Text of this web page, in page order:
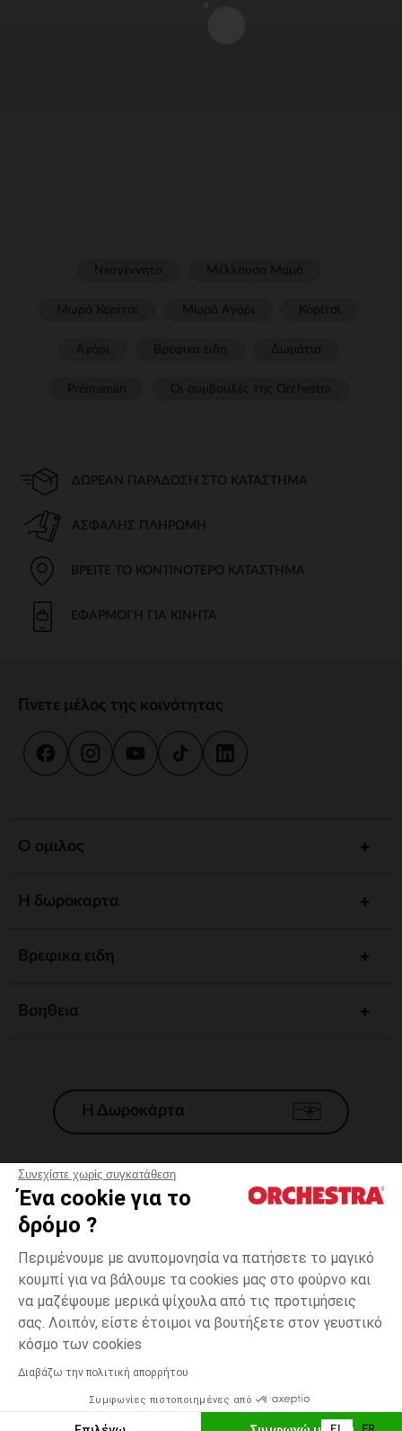
Συνεχίστε χωρίς συγκατάθεση
Ένα cookie για το
δρόμο ?
Περιμένουμε με ανυπομονησία να πατήσετε το μαγικό
κουμπί για να βάλουμε τα cookies μας στο φούρνο και
να μαζέψουμε μερικά ψίχουλα από τις προτιμήσεις
σας. Λοιπόν, είστε έτοιμοι να βουτήξετε στον γευστικό
κόσμο των cookies
Διαβάζω την πολιτική απορρήτου
Συμφωνίες πιστοποιημένες από
Μπλε
3
Δυνατότητα πληρωμής με
ΠΡΟΣΘΉΚΗ ΣΤΟ ΚΑΛΆΘΙ
ΔΩΡΕΆΝ ΠΑΡΆΔΟΣΗ ΣΤΟ ΚΑΤΆΣΤΗΜΑ
ΑΣΦΑΛΉΣ ΠΛΗΡΩΜΉ
ΒΡΕΊΤΕ ΤΟ ΚΟΝΤΙΝΌΤΕΡΟ ΚΑΤΆΣΤΗΜΑ
ΕΦΑΡΜΟΓΉ ΓΙΑ ΚΙΝΗΤΆ
Γίνετε μέλος της κοινότητας
Ο ομιλος
Η δωροκαρτα
Βρεφικα ειδη
Βοηθεια
Η Δωροκάρτα
Γενικοί 'Οροι Πώλησης
*Εμπορικες προσφορες
Προσωπικά δεδομένα
Διαχείρηση των cookies
Προσβασιμότητα: μη συμμορφούμενη
H Orchestra συμμετέχει στον κωδικά δεοντολογίας και στο σύστημα
μεσολάβησης της Γαλλικής Ομοσπονδίας Ηλεκτρονικού Εμπορίου.